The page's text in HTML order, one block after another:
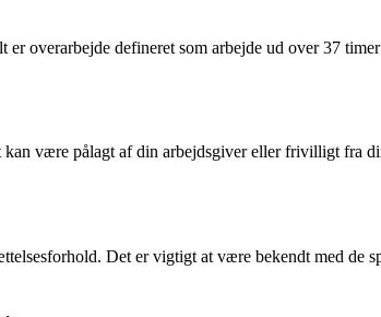
overarbejde defineret som arbejde ud over 37
kan være pålagt af din arbejdsgiver eller frivilligt
Det er vigtigt at være bekendt med